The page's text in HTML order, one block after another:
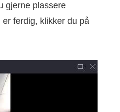
gjerne plassere
ferdig, klikker du på